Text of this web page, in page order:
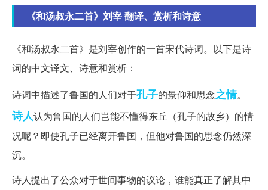
《和汤叔永二首》刘宰 翻译、赏析和诗意
《和汤叔永二首》是刘宰创作的一首宋代诗词。以下是诗
词的中文译文、诗意和赏析：
诗词中描述了鲁国的人们对于孔子的景仰和思念之情。
诗人认为鲁国的人们岂能不懂得东丘（孔子的故乡）的情
况呢？即使孔子已经离开鲁国，但他对鲁国的思念仍然深
沉。
诗人提出了公众对于世间事物的议论，谁能真正了解其中